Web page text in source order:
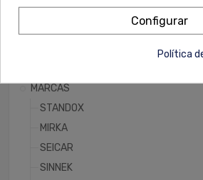
Inicio
MARCAS
STANDOX
MIRKA
SEICAR
SINNEK
Configurar
Política